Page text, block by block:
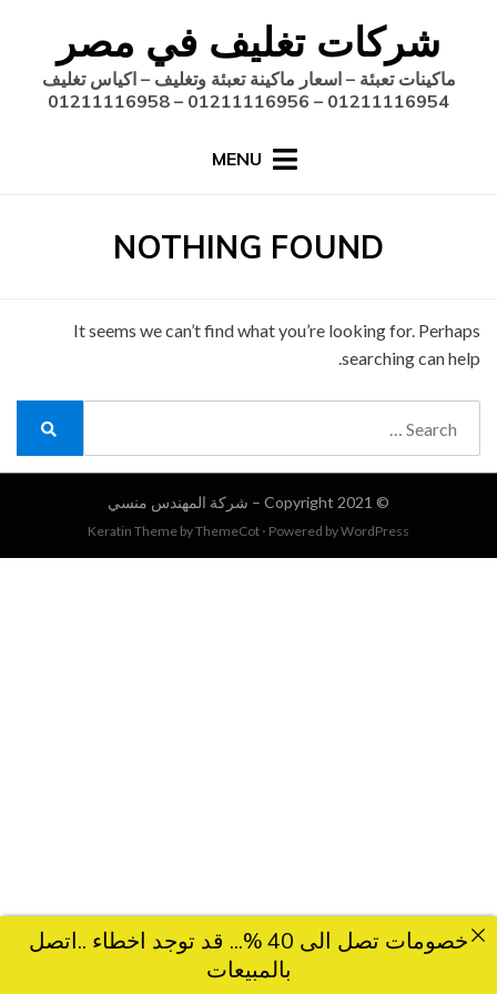
content
شركات تغليف في مصر
ماكينات تعبئة – اسعار ماكينة تعبئة وتغليف – اكياس تغليف
01211116954 – 01211116956 – 01211116958
MENU
NOTHING FOUND
It seems we can’t find what you’re looking for. Perhaps
searching can help.
© Copyright 2021 – شركة المهندس منسي
Keratin Theme byThemeCot ⋅ Powered byWordPress
خصومات تصل الى 40 %... قد توجد اخطاء ..اتصل
بالمبيعات